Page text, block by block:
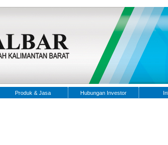
Produk & Jasa Hubungan Investor